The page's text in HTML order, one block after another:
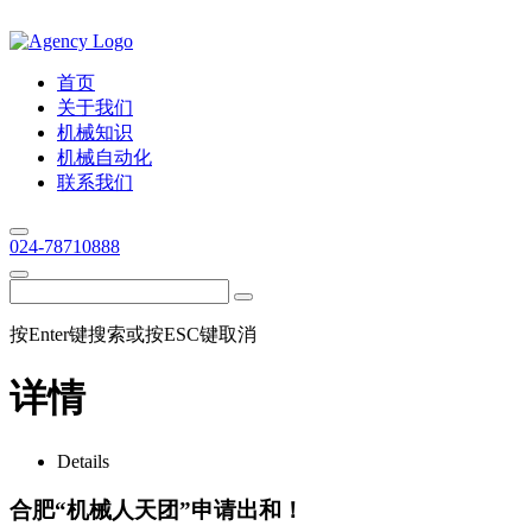
首页
关于我们
机械知识
机械自动化
联系我们
024-78710888
按Enter键搜索或按ESC键取消
详情
Details
合肥“机械人天团”申请出和！